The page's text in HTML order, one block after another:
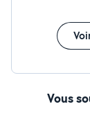
Vous